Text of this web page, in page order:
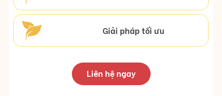
Giải pháp tối ưu
Liên hệ ngay